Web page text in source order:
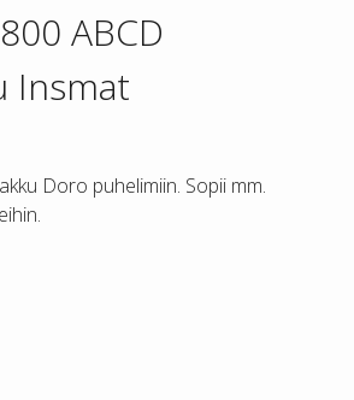
ABCD
Insmat
Doro puhelimiin. Sopii mm.